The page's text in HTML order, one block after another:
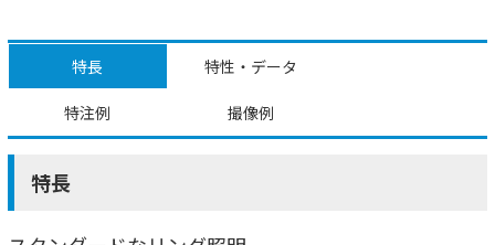
特長 特性・データ
特注例 撮像例
特長